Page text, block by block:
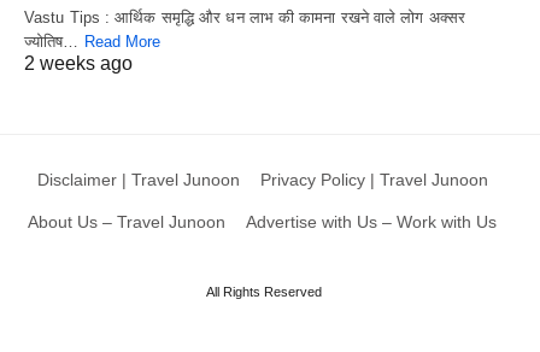
Vastu Tips : आर्थिक समृद्धि और धन लाभ की कामना रखने वाले लोग अक्सर
ज्योतिष… Read More
2 weeks ago
Disclaimer | Travel Junoon Privacy Policy | Travel Junoon
About Us – Travel Junoon Advertise with Us – Work with Us
All Rights Reserved